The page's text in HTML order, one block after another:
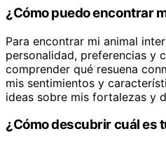
¿Cómo puedo encontrar
Para encontrar mi animal
personalidad, preferencias y
comprender qué resuena
mis sentimientos y
ideas sobre mis fortalezas y
¿Cómo descubrir cuál es